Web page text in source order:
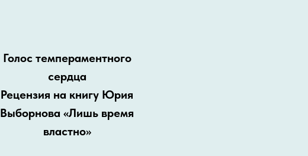
Голос темпераментного
сердца
Рецензия на книгу Юрия
Выборнова «Лишь время
властно»